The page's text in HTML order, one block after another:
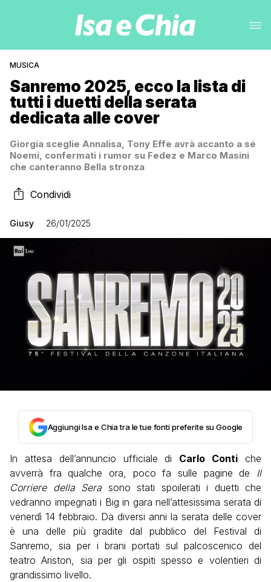
MUSICA
Sanremo 2025, ecco la lista di
tutti i duetti della serata
dedicata alle cover
Giorgia sceglie Annalisa, Tony Effe avrà accanto a sé
Noemi, confermati i rumor su Fedez e Marco Masini
che canteranno Bella stronza
Condividi
Giusy 26/01/2025
Aggiungi Isa e Chia tra le tue fonti preferite su Google
In attesa dell’annuncio ufficiale di Carlo Conti che
avverrà fra qualche ora, poco fa sulle pagine de Il
Corriere della Sera sono stati spoilerati i duetti che
vedranno impegnati i Big in gara nell’attesissima serata di
venerdì 14 febbraio. Da diversi anni la serata delle cover
è una delle più gradite dal pubblico del Festival di
Sanremo, sia per i brani portati sul palcoscenico del
teatro Ariston, sia per gli ospiti spesso e volentieri di
grandissimo livello.